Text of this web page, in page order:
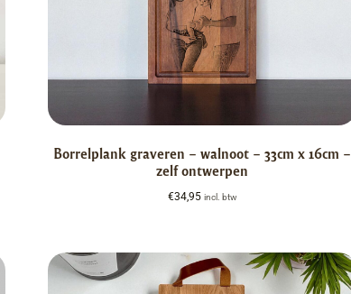
Borrelplank graveren – walnoot – 33cm x 16cm –
zelf ontwerpen
€34,95 incl. btw